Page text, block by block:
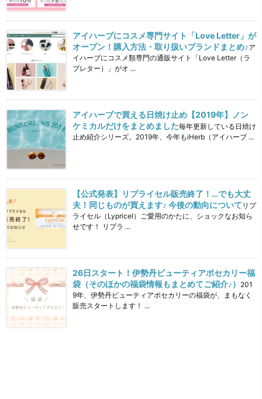
アイハーブにコスメ専門サイト「Love Letter」が
オープン！購入方法・取り扱いブランドまとめ♪ア
イハーブにコスメ類専門の通販サイト「Love Letter（ラ
ブレター）」がオ ...
アイハーブで買える日焼け止め【2019年】ノン
ケミカルだけをまとめました毎年更新している日焼け
止め紹介シリーズ。2019年、今年もiHerb（アイハーブ ...
【公式発表】リプライセル販売終了！…でも大丈
夫！同じものが買えます♪ 今後の動向について リプ
ライセル（Lypricel）ご愛用のかたに、ショックなお知ら
せです！ リプラ ...
26日スタート！伊勢丹ビューティアポセカリー福
袋（そのほかの福袋情報もまとめてご紹介♪） 201
9年、伊勢丹ビューティアポセカリーの福袋が、まもなく
販売スタートします！ ...